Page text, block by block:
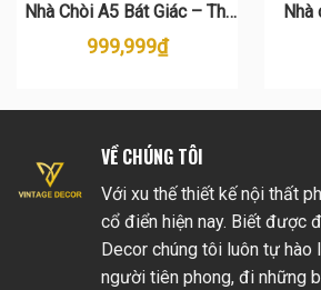
Nhà Chòi A5 Bát Giác – Thi
công nhanh, bền đẹp
999,999₫
Chòi
VỀ CHÚNG TÔI
Với xu thế thiết kế nội thất
cổ điển hiện nay. Biết được
Decor chúng tôi luôn tự hào
người tiên phong, đi những